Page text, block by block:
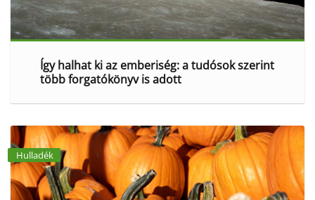
Így halhat ki az emberiség: a tudósok szerint
több forgatókönyv is adott
Hulladék